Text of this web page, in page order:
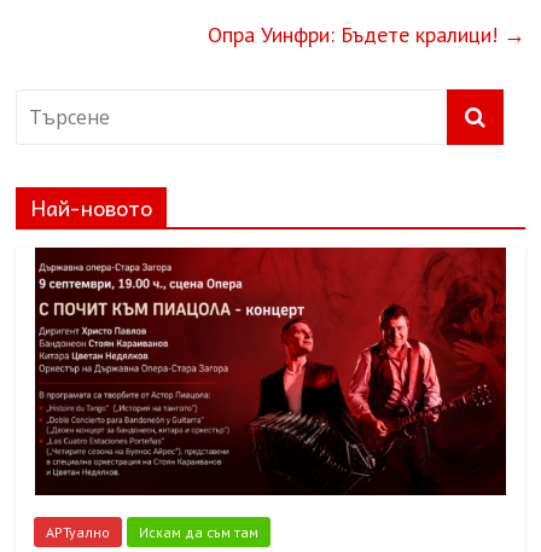
Опра Уинфри: Бъдете кралици! →
Най-новото
АРТуално Искам да съм там